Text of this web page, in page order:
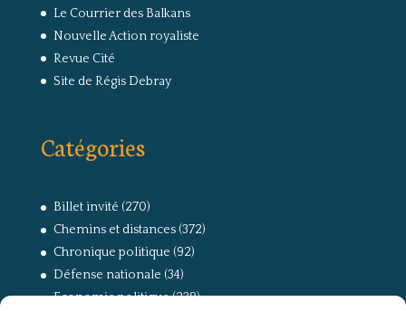
Le Courrier des Balkans
Nouvelle Action royaliste
Revue Cité
Site de Régis Debray
Catégories
Billet invité (270)
Chemins et distances(372)
Chronique politique (92)
Défense nationale (34)
Economie politique(238)